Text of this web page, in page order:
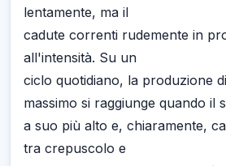
lentamente, ma il
cadute correnti rudemente in
all'intensità. Su un
ciclo quotidiano, la produzione
massimo si raggiunge quando il
a suo più alto e, chiaramente,
tra crepuscolo e